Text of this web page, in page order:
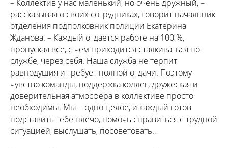
– Коллектив у нас маленький, но очень дружный, –
рассказывая о своих сотрудниках, говорит начальник
отделения подполковник полиции Екатерина
Жданова. – Каждый отдается работе на 100 %,
пропуская все, с чем приходится сталкиваться по
службе, через себя. Наша служба не терпит
равнодушия и требует полной отдачи. Поэтому
чувство команды, поддержка коллег, дружеская и
доверительная атмосфера в коллективе просто
необходимы. Мы – одно целое, и каждый готов
подставить тебе плечо, помочь справиться с трудной
ситуацией, выслушать, посоветовать…